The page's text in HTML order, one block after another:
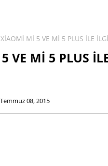
XİAOMİ Mİ 5 VE Mİ 5 PLUS İLE
VE Mİ 5 PLUS
Temmuz 08, 2015